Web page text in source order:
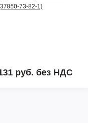
73-82-1)
руб. без НДС